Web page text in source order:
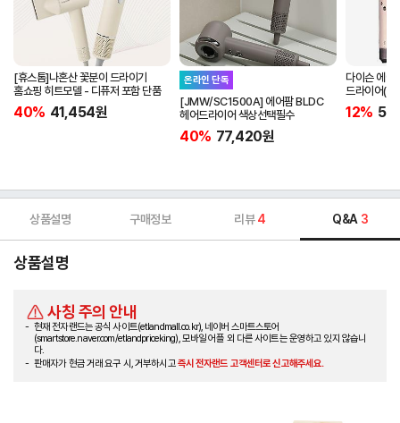
[휴스톰]나혼산 꽃분이 드라이기
홈쇼핑 히트모델 - 디퓨저 포함 단품
40% 41,454원
온라인 단독
[JMW/SC1500A] 에어팜 BLDC
헤어드라이어 색상선택필수
40% 77,420원
다이슨 에어
드라이어(세
12%
상품설명 구매정보 리뷰 4 Q&A 3
상품설명
사칭 주의 안내
현재 전자랜드는 공식 사이트(etlandmall.co.kr), 네이버 스마트스토어
(smartstore.naver.com/etlandpriceking), 모바일 어플 외 다른 사이트는 운영하고 있지 않습니
다.
판매자가 현금 거래 요구 시, 거부하시고즉시 전자랜드 고객센터로 신고해주세요.